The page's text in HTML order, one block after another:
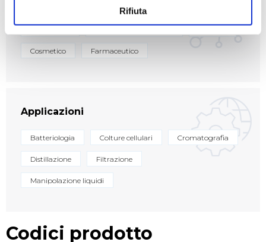
Rifiuta
Cosmetico Farmaceutico
Applicazioni
Batteriologia Colture cellulari Cromatografia
Distillazione Filtrazione
Manipolazione liquidi
Codici prodotto